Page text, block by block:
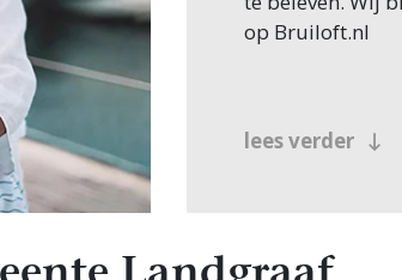
op Bruiloft.nl
lees verder